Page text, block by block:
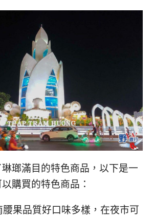
瑯滿目的特色商品，以下是一
購買的特色商品：
腰果品質好口味多樣，在夜市可